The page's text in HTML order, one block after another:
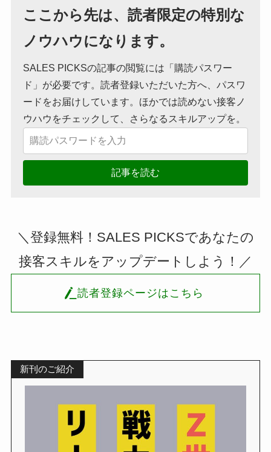
ここから先は、読者限定の特別な
ノウハウになります。
SALES PICKSの記事の閲覧には「購読パスワー
ド」が必要です。読者登録いただいた方へ、パスワ
ードをお届けしています。ほかでは読めない接客ノ
ウハウをチェックして、さらなるスキルアップを。
記事を読む
＼登録無料！SALES PICKSであなたの
接客スキルをアップデートしよう！／
読者登録ページはこちら
新刊のご紹介